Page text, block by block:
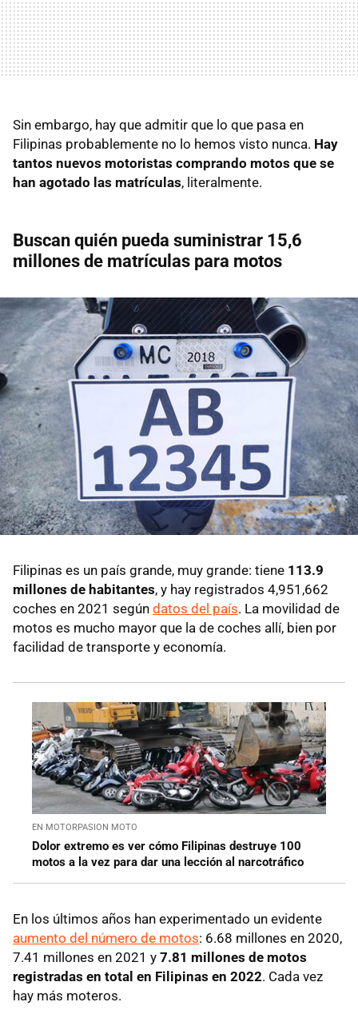
Sin embargo, hay que admitir que lo que pasa en
Filipinas probablemente no lo hemos visto nunca. Hay
tantos nuevos motoristas comprando motos que se
han agotado las matrículas, literalmente.
Buscan quién pueda suministrar 15,6
millones de matrículas para motos
Filipinas es un país grande, muy grande: tiene 113.9
millones de habitantes, y hay registrados 4,951,662
coches en 2021 según datos del país. La movilidad de
motos es mucho mayor que la de coches allí, bien por
facilidad de transporte y economía.
EN MOTORPASION MOTO
Dolor extremo es ver cómo Filipinas destruye 100
motos a la vez para dar una lección al narcotráfico
En los últimos años han experimentado un evidente
aumento del número de motos: 6.68 millones en 2020,
7.41 millones en 2021 y 7.81 millones de motos
registradas en total en Filipinas en 2022. Cada vez
hay más moteros.